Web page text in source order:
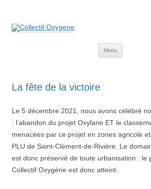
Menu
La fête de la victoire
Le 5 décembre 2021, nous avons célébré
: l’abandon du projet Oxylane ET le
menacées par ce projet en zones agricole
PLU de Saint-Clément-de-Rivière. Le
est donc préservé de toute urbanisation : le
Collectif Oxygène est donc atteint.